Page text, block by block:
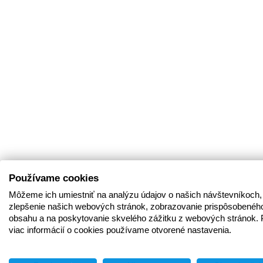
Používame cookies
Môžeme ich umiestniť na analýzu údajov o našich
zlepšenie našich webových stránok, zobrazovanie
obsahu a na poskytovanie skvelého zážitku z webových stránok.
viac informácií o cookies používame otvorené nastavenia.